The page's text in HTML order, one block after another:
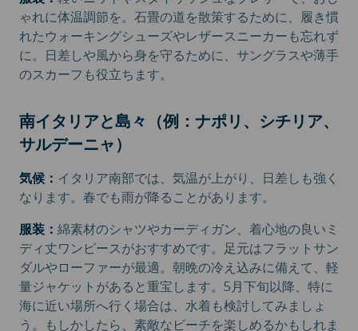
ゃれに体温調節を。石畳の道を散策するために、履き慣
れたウォーキングシューズやレザースニーカーも忘れず
に。日差しや風から身を守るために、サングラスや薄手
のスカーフも役立ちます。
南イタリアと島々（例：ナポリ、シチリア、
サルデーニャ）
気候： イタリア南部では、気温が上がり、日差しも強く
なります。春でも雨が降ることがあります。
服装： 綿素材のシャツやカーディガン、着心地の良いミ
ディ丈ワンピースがおすすめです。足元はフラットサン
ダルやローファーが最適。朝晩の冷え込みに備えて、軽
量ジャケットがあると重宝します。5月下旬以降、特に
海に近い場所へ行く場合は、水着も検討してみましょ
う。もしかしたら、素敵なビーチを楽しめるかもしれま